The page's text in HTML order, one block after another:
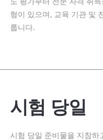
형이 있으며, 교육 기관 및
룹니다.
시험 당일
시험 당일 준비물을 지참하